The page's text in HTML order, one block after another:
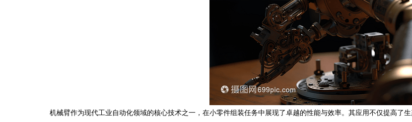
机械臂作为现代工业自动化领域的核心技术之一，在小零件组装任务中展现了卓越的性能与效率。其应用不仅提高了